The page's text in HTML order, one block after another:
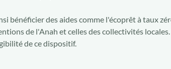
bénéficier des aides comme l'écoprêt à taux
de l'Anah et celles des collectivités
de ce dispositif.